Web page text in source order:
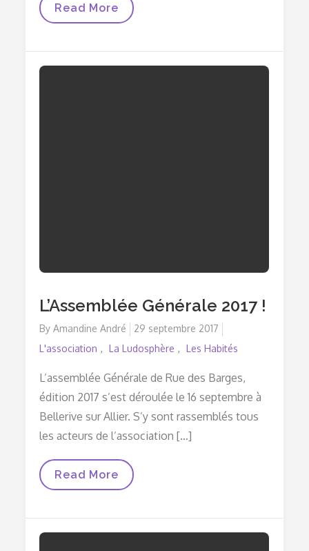
Et
Les
Désormais…
Au
Read More
L’Assemblée Générale 2017 !
ByAmandine André
Posted
on
29 septembre 2017
L'association
La Ludosphère Les Habités
L’assemblée Générale de Rue des Barges,
édition 2017 s’est déroulée le 16 septembre à
Bellerive sur Allier. S’y sont rassemblés tous
les acteurs de l’association […]
L’Assemblée
Générale
Read More